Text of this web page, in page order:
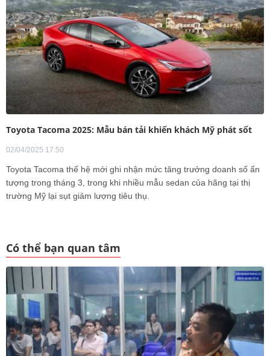
Toyota Tacoma 2025: Mẫu bán tải khiến khách Mỹ phát sốt
02/04/2025 17:50
Toyota Tacoma thế hệ mới ghi nhận mức tăng trưởng doanh số ấn
tượng trong tháng 3, trong khi nhiều mẫu sedan của hãng tại thị
trường Mỹ lại sụt giảm lượng tiêu thụ.
Có thể bạn quan tâm